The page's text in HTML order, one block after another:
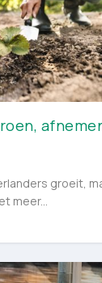
groeit,
meer...